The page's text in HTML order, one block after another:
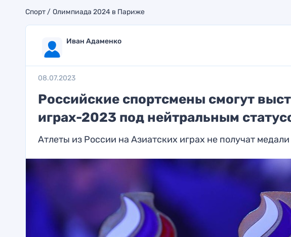
Спорт Олимпиада 2024 в Париже
Иван Адаменко
08.07.2023
Российские спортсмены смогут
играх-2023 под нейтральным
Атлеты из России на Азиатских играх не получат медали